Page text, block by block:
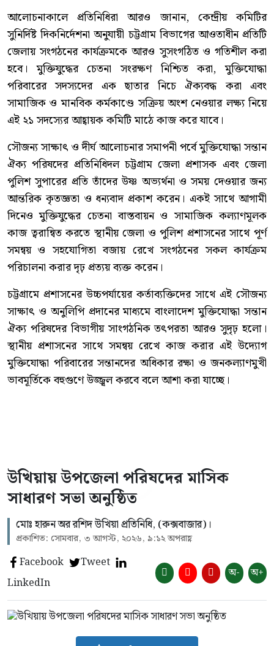
আলোচনাকালে প্রতিনিধিরা আরও জানান, কেন্দ্রীয় কমিটির
সুনির্দিষ্ট দিকনির্দেশনা অনুযায়ী চট্টগ্রাম বিভাগের আওতাধীন প্রতিটি
জেলায় সংগঠনের কার্যক্রমকে আরও সুসংগঠিত ও গতিশীল করা
হবে। মুক্তিযুদ্ধের চেতনা সংরক্ষণ নিশ্চিত করা, মুক্তিযোদ্ধা
পরিবারের সদস্যদের এক ছাতার নিচে ঐক্যবদ্ধ করা এবং
সামাজিক ও মানবিক কর্মকাণ্ডে সক্রিয় অংশ নেওয়ার লক্ষ্য নিয়ে
এই ২১ সদস্যের আহ্বায়ক কমিটি মাঠে কাজ করে যাবে।
সৌজন্য সাক্ষাৎ ও দীর্ঘ আলোচনার সমাপনী পর্বে মুক্তিযোদ্ধা সন্তান
ঐক্য পরিষদের প্রতিনিধিদল চট্টগ্রাম জেলা প্রশাসক এবং জেলা
পুলিশ সুপারের প্রতি তাঁদের উষ্ণ অভ্যর্থনা ও সময় দেওয়ার জন্য
আন্তরিক কৃতজ্ঞতা ও ধন্যবাদ প্রকাশ করেন। একই সাথে আগামী
দিনেও মুক্তিযুদ্ধের চেতনা বাস্তবায়ন ও সামাজিক কল্যাণমূলক
কাজ ত্বরান্বিত করতে স্থানীয় জেলা ও পুলিশ প্রশাসনের সাথে পূর্ণ
সমন্বয় ও সহযোগিতা বজায় রেখে সংগঠনের সকল কার্যক্রম
পরিচালনা করার দৃঢ় প্রত্যয় ব্যক্ত করেন।
চট্টগ্রামে প্রশাসনের উচ্চপর্যায়ের কর্তাব্যক্তিদের সাথে এই সৌজন্য
সাক্ষাৎ ও অনুলিপি প্রদানের মাধ্যমে বাংলাদেশ মুক্তিযোদ্ধা সন্তান
ঐক্য পরিষদের বিভাগীয় সাংগঠনিক তৎপরতা আরও সুদৃঢ় হলো।
স্থানীয় প্রশাসনের সাথে সমন্বয় রেখে কাজ করার এই উদ্যোগ
মুক্তিযোদ্ধা পরিবারের সন্তানদের অধিকার রক্ষা ও জনকল্যাণমুখী
ভাবমূর্তিকে বহুগুণে উজ্জ্বল করবে বলে আশা করা যাচ্ছে।
উখিয়ায় উপজেলা পরিষদের মাসিক
সাধারণ সভা অনুষ্ঠিত
‎মোঃ হারুন অর রশিদ উখিয়া প্রতিনিধি, (কক্সবাজার)।
প্রকাশিত: সোমবার, ৩ আগস্ট, ২০২৬, ৯:১২ অপরাহ্ণ
Facebook
Tweet
LinkedIn
অ- অ+